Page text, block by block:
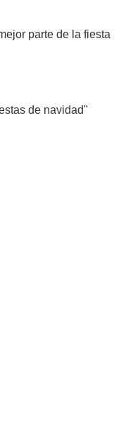
parte de la fiesta
de navidad"